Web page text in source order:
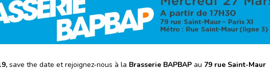
save the date et rejoignez-nous à la Brasserie BAPBAP au 79 rue Saint-Maur